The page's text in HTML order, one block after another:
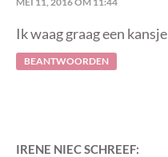
Ik waag graag een kansje
BEANTWOORDEN
IRENE NIECSCHREEF: